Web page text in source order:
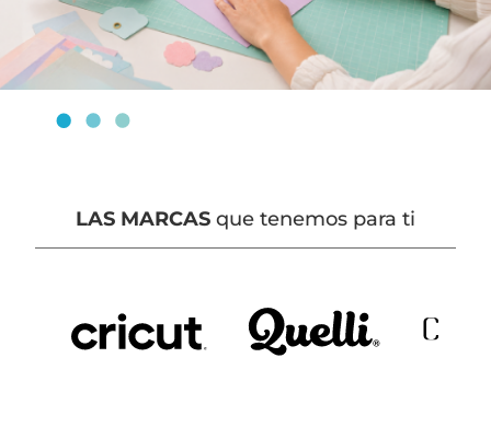
LAS MARCAS que tenemos para ti